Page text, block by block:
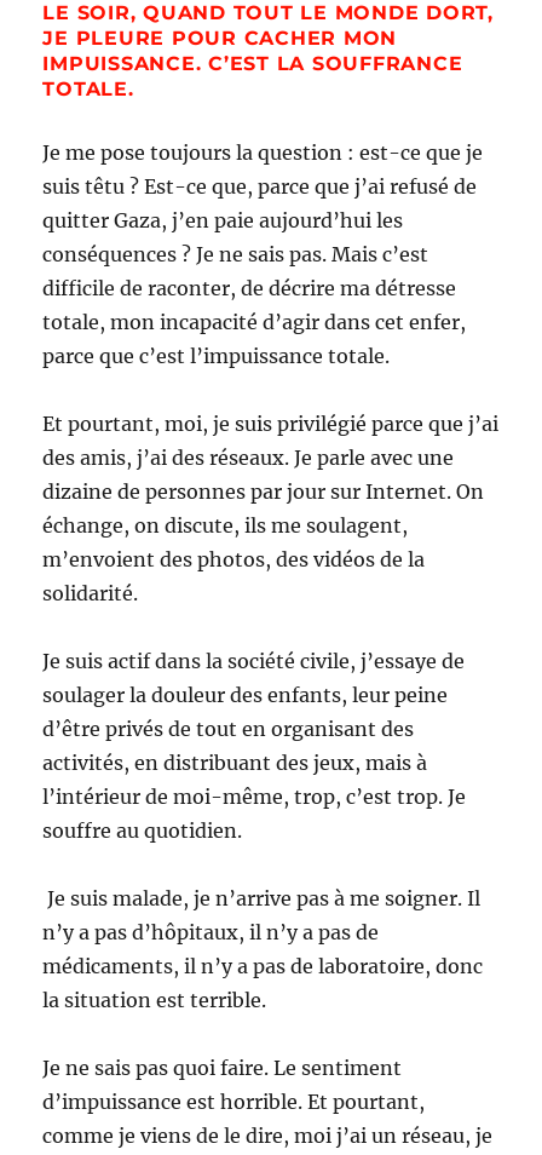
LE SOIR, QUAND TOUT LE MONDE DORT,
JE PLEURE POUR CACHER MON
IMPUISSANCE. C’EST LA SOUFFRANCE
TOTALE.
Je me pose toujours la question : est-ce que je
suis têtu ? Est-ce que, parce que j’ai refusé de
quitter Gaza, j’en paie aujourd’hui les
conséquences ? Je ne sais pas. Mais c’est
difficile de raconter, de décrire ma détresse
totale, mon incapacité d’agir dans cet enfer,
parce que c’est l’impuissance totale.
Et pourtant, moi, je suis privilégié parce que j’ai
des amis, j’ai des réseaux. Je parle avec une
dizaine de personnes par jour sur Internet. On
échange, on discute, ils me soulagent,
m’envoient des photos, des vidéos de la
solidarité.
Je suis actif dans la société civile, j’essaye de
soulager la douleur des enfants, leur peine
d’être privés de tout en organisant des
activités, en distribuant des jeux, mais à
l’intérieur de moi-même, trop, c’est trop. Je
souffre au quotidien.
Je suis malade, je n’arrive pas à me soigner. Il
n’y a pas d’hôpitaux, il n’y a pas de
médicaments, il n’y a pas de laboratoire, donc
la situation est terrible.
Je ne sais pas quoi faire. Le sentiment
d’impuissance est horrible. Et pourtant,
comme je viens de le dire, moi j’ai un réseau, je